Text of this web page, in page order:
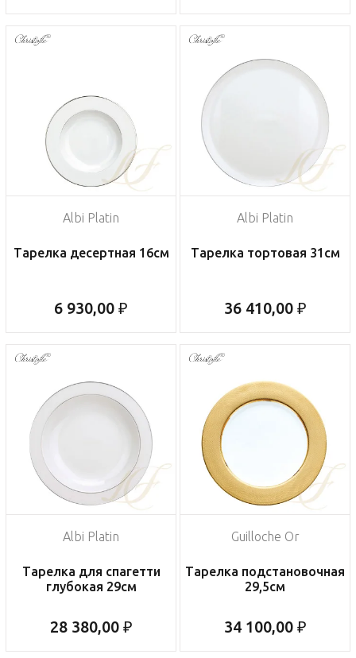
Albi Platin
Тарелка десертная 16см
6 930,00 ₽
Albi Platin
Тарелка тортовая 31см
36 410,00 ₽
Albi Platin
Тарелка для спагетти
глубокая 29см
28 380,00 ₽
Guilloche Or
Тарелка подстановочная
29,5см
34 100,00 ₽